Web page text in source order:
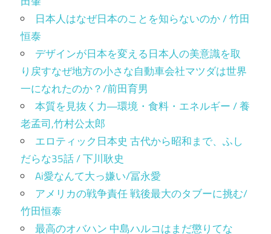
日本人はなぜ日本のことを知らないのか / 竹田
恒泰
デザインが日本を変える日本人の美意識を取
り戻すなぜ地方の小さな自動車会社マツダは世界
一になれたのか？/前田育男
本質を見抜く力―環境・食料・エネルギー / 養
老孟司,竹村公太郎
エロティック日本史 古代から昭和まで、ふし
だらな35話 / 下川耿史
Ai愛なんて大っ嫌い/冨永愛
アメリカの戦争責任 戦後最大のタブーに挑む/
竹田恒泰
最高のオバハン 中島ハルコはまだ懲りてな